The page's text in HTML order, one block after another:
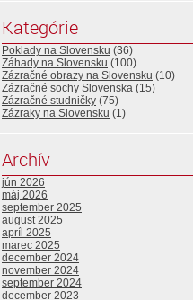
Kategórie
Poklady na Slovensku (36)
Záhady na Slovensku (100)
Zázračné obrazy na Slovensku (10)
Zázračné sochy Slovenska (15)
Zázračné studničky (75)
Zázraky na Slovensku (1)
Archív
jún 2026
máj 2026
september 2025
august 2025
apríl 2025
marec 2025
december 2024
november 2024
september 2024
december 2023